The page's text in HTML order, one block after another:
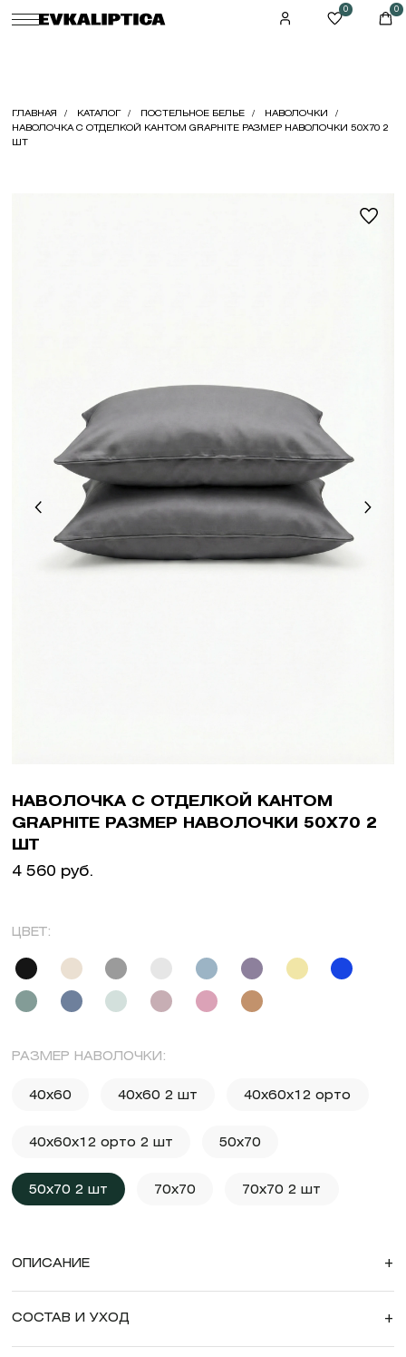
0 0
ГЛАВНАЯ КАТАЛОГ ПОСТЕЛЬНОЕ БЕЛЬЕ
НАВОЛОЧКИ
НАВОЛОЧКА С ОТДЕЛКОЙ КАНТОМ GRAPHITE РАЗМЕР НАВОЛОЧКИ 50X70 2
ШТ
НАВОЛОЧКА С ОТДЕЛКОЙ КАНТОМ
GRAPHITE РАЗМЕР НАВОЛОЧКИ 50X70 2
ШТ
4 560 руб.
ЦВЕТ:
РАЗМЕР НАВОЛОЧКИ:
40x60 40x60 2 шт 40x60x12 орто
40x60x12 орто 2 шт 50x70
50x70 2 шт 70x70 70x70 2 шт
ОПИСАНИЕ +
СОСТАВ И УХОД +